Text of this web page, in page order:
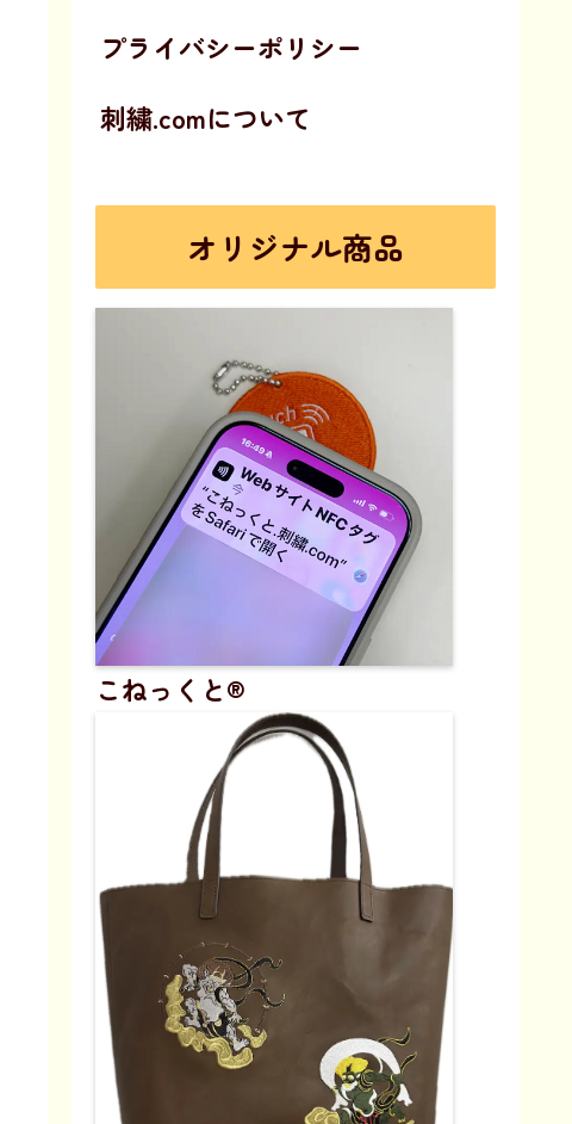
プライバシーポリシー
刺繍.comについて
オリジナル商品
こねっくと®